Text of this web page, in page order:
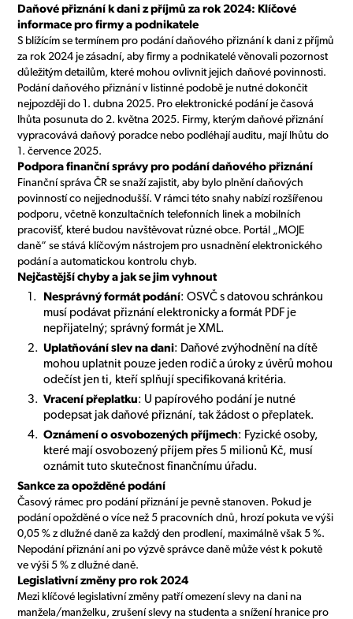
Daňové přiznání k dani z příjmů za rok 2024: Klíčové
informace pro firmy a podnikatele
S blížícím se termínem pro podání daňového přiznání k dani z příjmů
za rok 2024 je zásadní, aby firmy a podnikatelé věnovali pozornost
důležitým detailům, které mohou ovlivnit jejich daňové povinnosti.
Podání daňového přiznání v listinné podobě je nutné dokončit
nejpozději do 1. dubna 2025. Pro elektronické podání je časová
lhůta posunuta do 2. května 2025. Firmy, kterým daňové přiznání
vypracovává daňový poradce nebo podléhají auditu, mají lhůtu do
1. července 2025.
Podpora finanční správy pro podání daňového přiznání
Finanční správa ČR se snaží zajistit, aby bylo plnění daňových
povinností co nejjednodušší. V rámci této snahy nabízí rozšířenou
podporu, včetně konzultačních telefonních linek a mobilních
pracovišť, které budou navštěvovat různé obce. Portál „MOJE
daně“ se stává klíčovým nástrojem pro usnadnění elektronického
podání a automatickou kontrolu chyb.
Nejčastější chyby a jak se jim vyhnout
Nesprávný formát podání: OSVČ s datovou schránkou
musí podávat přiznání elektronicky a formát PDF je
nepřijatelný; správný formát je XML.
Uplatňování slev na dani: Daňové zvýhodnění na dítě
mohou uplatnit pouze jeden rodič a úroky z úvěrů mohou
odečíst jen ti, kteří splňují specifikovaná kritéria.
Vracení přeplatku: U papírového podání je nutné
podepsat jak daňové přiznání, tak žádost o přeplatek.
Oznámení o osvobozených příjmech: Fyzické osoby,
které mají osvobozený příjem přes 5 milionů Kč, musí
oznámit tuto skutečnost finančnímu úřadu.
Sankce za opožděné podání
Časový rámec pro podání přiznání je pevně stanoven. Pokud je
podání opožděné o více než 5 pracovních dnů, hrozí pokuta ve výši
0,05 % z dlužné daně za každý den prodlení, maximálně však 5 %.
Nepodání přiznání ani po výzvě správce daně může vést k pokutě
ve výši 5 % z dlužné daně.
Legislativní změny pro rok 2024
Mezi klíčové legislativní změny patří omezení slevy na dani na
manžela/manželku, zrušení slevy na studenta a snížení hranice pro